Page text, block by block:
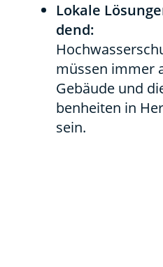
Loka­le
dend:
müs­sen immer
Gebäu­de und
ben­hei­ten in
sein.